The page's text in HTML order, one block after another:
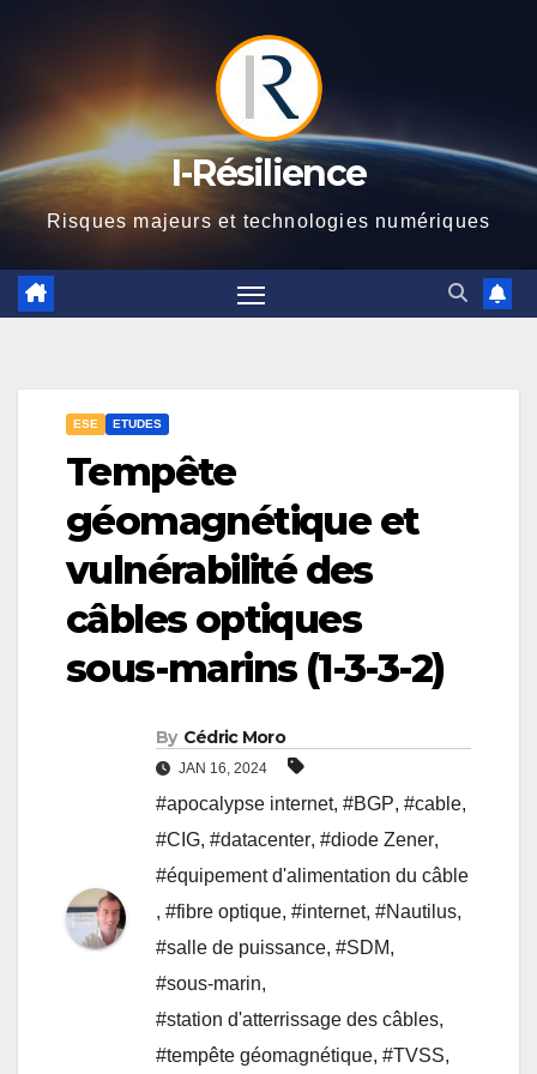
I-Résilience
Risques majeurs et technologies numériques
ESE ETUDES
Tempête
géomagnétique et
vulnérabilité des
câbles optiques
sous-marins (1-3-3-2)
By Cédric Moro
JAN 16, 2024
#apocalypse internet, #BGP, #cable,
#CIG, #datacenter, #diode Zener,
#équipement d'alimentation du câble
, #fibre optique, #internet, #Nautilus,
#salle de puissance, #SDM,
#sous-marin,
#station d'atterrissage des câbles,
#tempête géomagnétique, #TVSS,